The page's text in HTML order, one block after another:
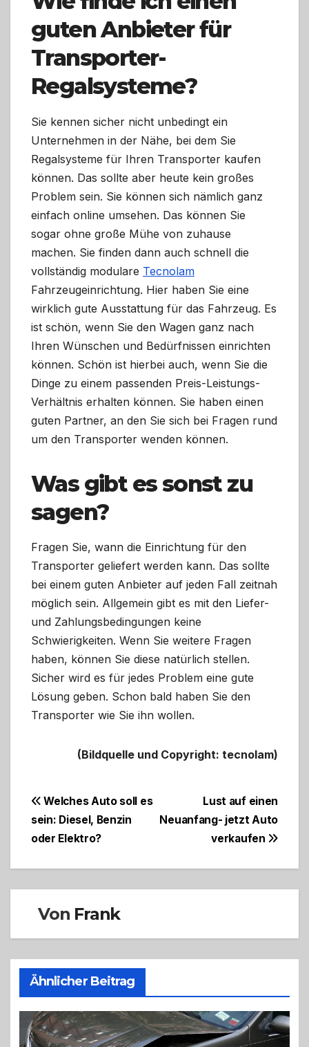
guten Anbieter für
Transporter-
Regalsysteme?
Sie kennen sicher nicht unbedingt ein
Unternehmen in der Nähe, bei dem Sie
Regalsysteme für Ihren Transporter kaufen
können. Das sollte aber heute kein großes
Problem sein. Sie können sich nämlich ganz
einfach online umsehen. Das können Sie
sogar ohne große Mühe von zuhause
machen. Sie finden dann auch schnell die
vollständig modulare Tecnolam
Fahrzeugeinrichtung. Hier haben Sie eine
wirklich gute Ausstattung für das Fahrzeug. Es
ist schön, wenn Sie den Wagen ganz nach
Ihren Wünschen und Bedürfnissen einrichten
können. Schön ist hierbei auch, wenn Sie die
Dinge zu einem passenden Preis-Leistungs-
Verhältnis erhalten können. Sie haben einen
guten Partner, an den Sie sich bei Fragen rund
um den Transporter wenden können.
Was gibt es sonst zu
sagen?
Fragen Sie, wann die Einrichtung für den
Transporter geliefert werden kann. Das sollte
bei einem guten Anbieter auf jeden Fall zeitnah
möglich sein. Allgemein gibt es mit den Liefer-
und Zahlungsbedingungen keine
Schwierigkeiten. Wenn Sie weitere Fragen
haben, können Sie diese natürlich stellen.
Sicher wird es für jedes Problem eine gute
Lösung geben. Schon bald haben Sie den
Transporter wie Sie ihn wollen.
(Bildquelle und Copyright: tecnolam)
BeitragsnavigationLust auf einen
Neuanfang- jetzt Auto
verkaufen
Welches Auto soll es
sein: Diesel, Benzin
oder Elektro?
Von Frank
Ähnlicher Beitrag